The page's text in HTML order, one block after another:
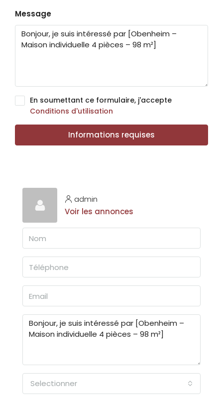
Message
En soumettant ce formulaire, j'accepte
Conditions d'utilisation
Informations requises
admin
Voir les annonces
Selectionner